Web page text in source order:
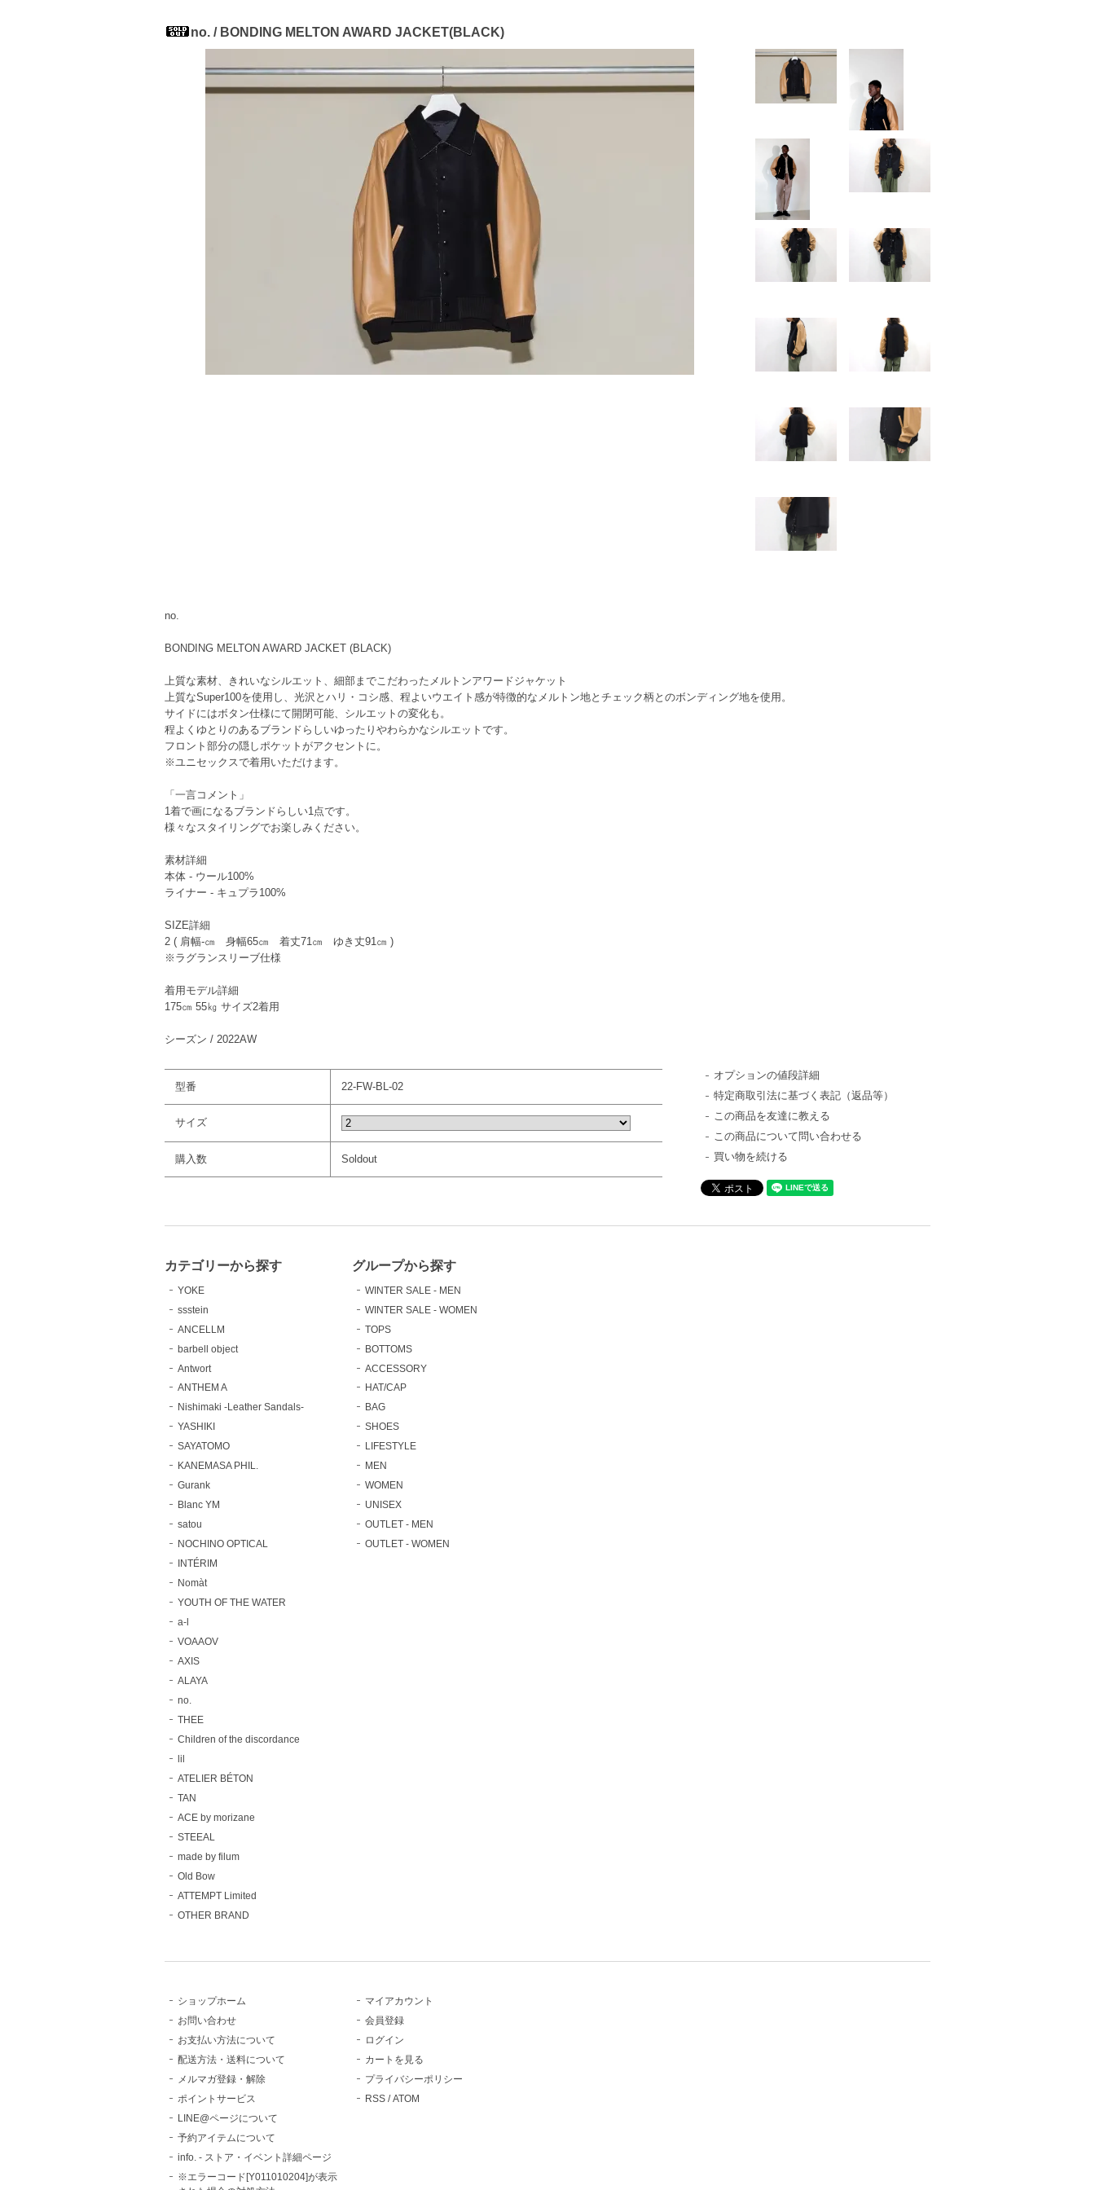
no. / BONDING MELTON AWARD JACKET(BLACK)
no.
BONDING MELTON AWARD JACKET (BLACK)
上質な素材、きれいなシルエット、細部までこだわったメルトンアワードジャケット
上質なSuper100を使用し、光沢とハリ・コシ感、程よいウエイト感が特徴的なメルトン地とチェック柄とのボンディング地を使用。
サイドにはボタン仕様にて開閉可能、シルエットの変化も。
程よくゆとりのあるブランドらしいゆったりやわらかなシルエットです。
フロント部分の隠しポケットがアクセントに。
※ユニセックスで着用いただけます。
「一言コメント」
1着で画になるブランドらしい1点です。
様々なスタイリングでお楽しみください。
素材詳細
本体 - ウール100%
ライナー - キュプラ100%
SIZE詳細
2 ( 肩幅-㎝ 身幅65㎝ 着丈71㎝ ゆき丈91㎝ )
※ラグランスリーブ仕様
着用モデル詳細
175㎝ 55㎏ サイズ2着用
シーズン / 2022AW
型番 22-FW-BL-02
サイズ
購入数 Soldout
オプションの値段詳細
特定商取引法に基づく表記（返品等）
この商品を友達に教える
この商品について問い合わせる
買い物を続ける
カテゴリーから探す
YOKE
ssstein
ANCELLM
barbell object
Antwort
ANTHEM A
Nishimaki -Leather Sandals-
YASHIKI
SAYATOMO
KANEMASA PHIL.
Gurank
Blanc YM
satou
NOCHINO OPTICAL
INTÉRIM
Nomàt
YOUTH OF THE WATER
a-l
VOAAOV
AXIS
ALAYA
no.
THEE
Children of the discordance
lil
ATELIER BÉTON
TAN
ACE by morizane
STEEAL
made by filum
Old Bow
ATTEMPT Limited
OTHER BRAND
グループから探す
WINTER SALE - MEN
WINTER SALE - WOMEN
TOPS
BOTTOMS
ACCESSORY
HAT/CAP
BAG
SHOES
LIFESTYLE
MEN
WOMEN
UNISEX
OUTLET - MEN
OUTLET - WOMEN
ショップホーム
お問い合わせ
お支払い方法について
配送方法・送料について
メルマガ登録・解除
ポイントサービス
LINE@ページについて
予約アイテムについて
info. - ストア・イベント詳細ページ
※エラーコード[Y011010204]が表示
マイアカウント
会員登録
ログイン
カートを見る
プライバシーポリシー
RSS /ATOM